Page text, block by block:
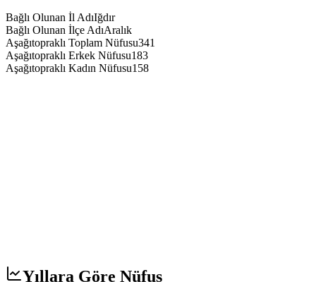
Bağlı Olunan İl AdıIğdır
Bağlı Olunan İlçe AdıAralık
Aşağıtopraklı Toplam Nüfusu341
Aşağıtopraklı Erkek Nüfusu183
Aşağıtopraklı Kadın Nüfusu158
Yıllara Göre Nüfus